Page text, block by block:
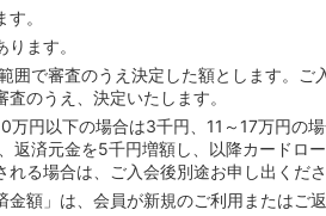
。
ます。
囲で審査のうえ決定した額とします。ご
のうえ、決定いたします。
円以下の場合は3千円、11～17万円の
返済元金を5千円増額し、以降カードロ
る場合は、ご入会後別途お申し出くだ
額」は、会員が新規のご利用またはご